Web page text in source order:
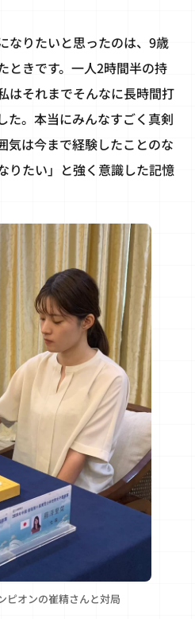
なりたいと思ったのは、9歳
ときです。一人2時間半の持
はそれまでそんなに長時間打
た。本当にみんなすごく真剣
気は今まで経験したことのな
りたい」と強く意識した記憶
ピオンの崔精さんと対局